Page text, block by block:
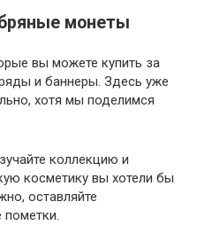
монеты
вы можете купить за
и баннеры. Здесь уже
хотя мы поделимся
коллекцию и
косметику вы хотели бы
оставляйте